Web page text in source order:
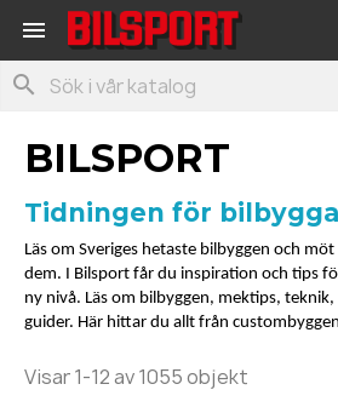

search
BILSPORT
Tidningen för
Läs om Sveriges hetaste bilbyggen och
dem. I Bilsport får du inspiration och tips
ny nivå. Läs om bilbyggen, mektips,
guider. Här hittar du allt från
Visar 1-12 av 1055 objekt